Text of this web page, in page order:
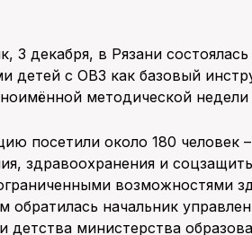
3 декабря, в Рязани
детей с ОВЗ как базовый
методической недели
посетили около 180 человек
здравоохранения и
возможностями
обратилась начальник
детства министерства